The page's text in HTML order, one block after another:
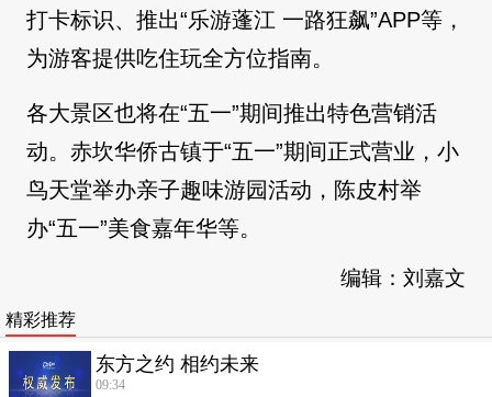
打卡标识、推出“乐游蓬江 一路狂飙”APP等，
为游客提供吃住玩全方位指南。
各大景区也将在“五一”期间推出特色营销活
动。赤坎华侨古镇于“五一”期间正式营业，小
鸟天堂举办亲子趣味游园活动，陈皮村举
办“五一”美食嘉年华等。
编辑：刘嘉文
精彩推荐